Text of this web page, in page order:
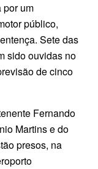
por um
público,
Sete das
sido ouvidas no
de cinco
Fernando
Martins e do
presos, na